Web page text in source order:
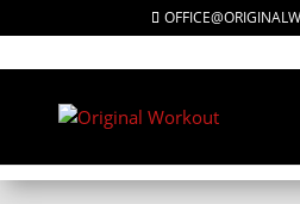
PRODUKT